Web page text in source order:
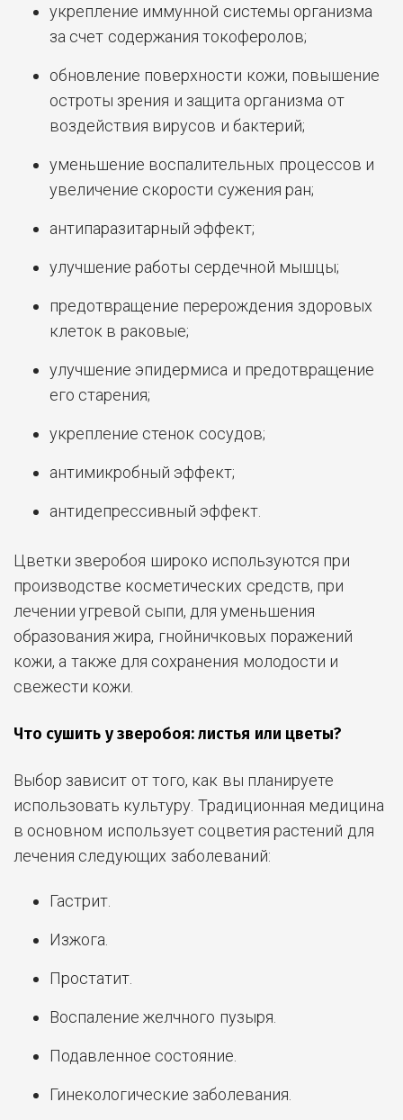
укрепление иммунной системы организма
за счет содержания токоферолов;
обновление поверхности кожи, повышение
остроты зрения и защита организма от
воздействия вирусов и бактерий;
уменьшение воспалительных процессов и
увеличение скорости сужения ран;
антипаразитарный эффект;
улучшение работы сердечной мышцы;
предотвращение перерождения здоровых
клеток в раковые;
улучшение эпидермиса и предотвращение
его старения;
укрепление стенок сосудов;
антимикробный эффект;
антидепрессивный эффект.
Цветки зверобоя широко используются при
производстве косметических средств, при
лечении угревой сыпи, для уменьшения
образования жира, гнойничковых поражений
кожи, а также для сохранения молодости и
свежести кожи.
Что сушить у зверобоя: листья или цветы?
Выбор зависит от того, как вы планируете
использовать культуру. Традиционная медицина
в основном использует соцветия растений для
лечения следующих заболеваний:
Гастрит.
Изжога.
Простатит.
Воспаление желчного пузыря.
Подавленное состояние.
Гинекологические заболевания.